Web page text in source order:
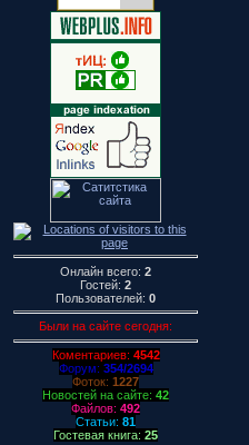
Онлайн всего: 2
Гостей: 2
Пользователей: 0
Были на сайте сегодня:
Коментариев: 4542
Форум: 354/2694
Фоток: 1227
Новостей на сайте: 42
Файлов: 492
Статьи: 81
Гостевая книга: 25